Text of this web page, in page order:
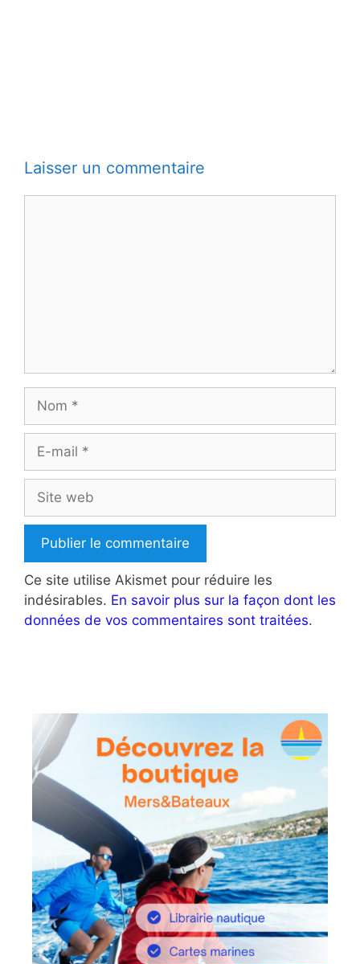
Laisser un commentaire
mail
web
Ce site utilise Akismet pour réduire les
indésirables. En savoir plus sur la façon dont les
données de vos commentaires sont traitées.